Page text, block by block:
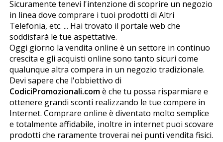
Sicuramente tenevi l'intenzione di scoprire un negozio
in linea dove comprare i tuoi prodotti di Altri
Telefonia, etc. ... Hai trovato il portale web che
soddisfarà le tue aspettative.
Oggi giorno la vendita online è un settore in continuo
crescita e gli acquisti online sono tanto sicuri come
qualunque altra compera in un negozio tradizionale.
Devi sapere che l'obbiettivo di
CodiciPromozionali.comè che tu possa risparmiare e
ottenere grandi sconti realizzando le tue compere in
Internet. Comprare online è diventato molto semplice
e totalmente affidabile, inoltre in internet puoi scovare
prodotti che raramente troverai nei punti vendita fisici.